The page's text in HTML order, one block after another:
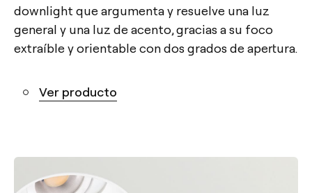
downlight que argumenta y resuelve una luz
general y una luz de acento, gracias a su foco
extraíble y orientable con dos grados de apertura.
Ver producto